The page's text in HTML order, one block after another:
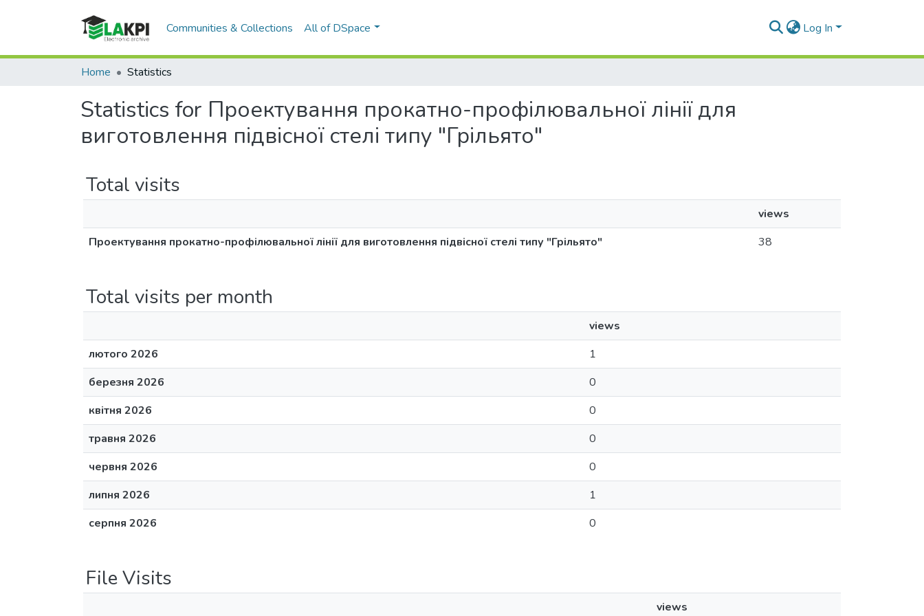
Communities & Collections All of DSpace Log In
Home Statistics
Statistics for Проектування прокатно-профілювальної лінії для
виготовлення підвісної стелі типу "Грільято"
Total visits
views
Проектування прокатно-профілювальної лінії для виготовлення підвісної стелі типу "Грільято"
38
Total visits per month
views
лютого 2026
1
березня 2026
0
квітня 2026
0
травня 2026
0
червня 2026
0
липня 2026
1
серпня 2026
0
File Visits
views